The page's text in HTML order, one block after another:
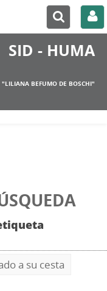
SID - HUMA
"LILIANA BEFUMO DE BOSCHI"
a su cesta